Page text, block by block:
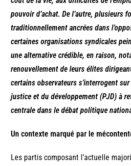
pouvoir d’achat. De l’autre, plusieurs
traditionnellement ancrées dans
certaines organisations syndicales
une alternative crédible, en raison,
renouvellement de leurs élites
certains observateurs s’interrogent
justice et du développement (PJD) à
centrale dans le débat politique
Un contexte marqué par le
Les partis composant l’actuelle